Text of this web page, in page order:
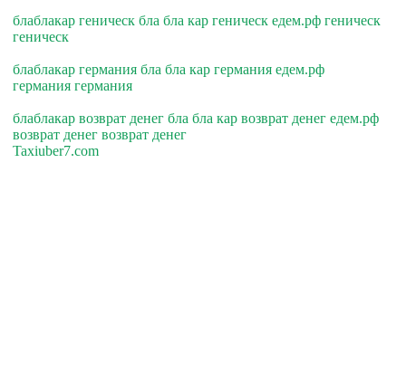
блаблакар геническ бла бла кар геническ едем.рф геническ
геническ
блаблакар германия бла бла кар германия едем.рф
германия германия
блаблакар возврат денег бла бла кар возврат денег едем.рф
возврат денег возврат денег
Taxiuber7.com